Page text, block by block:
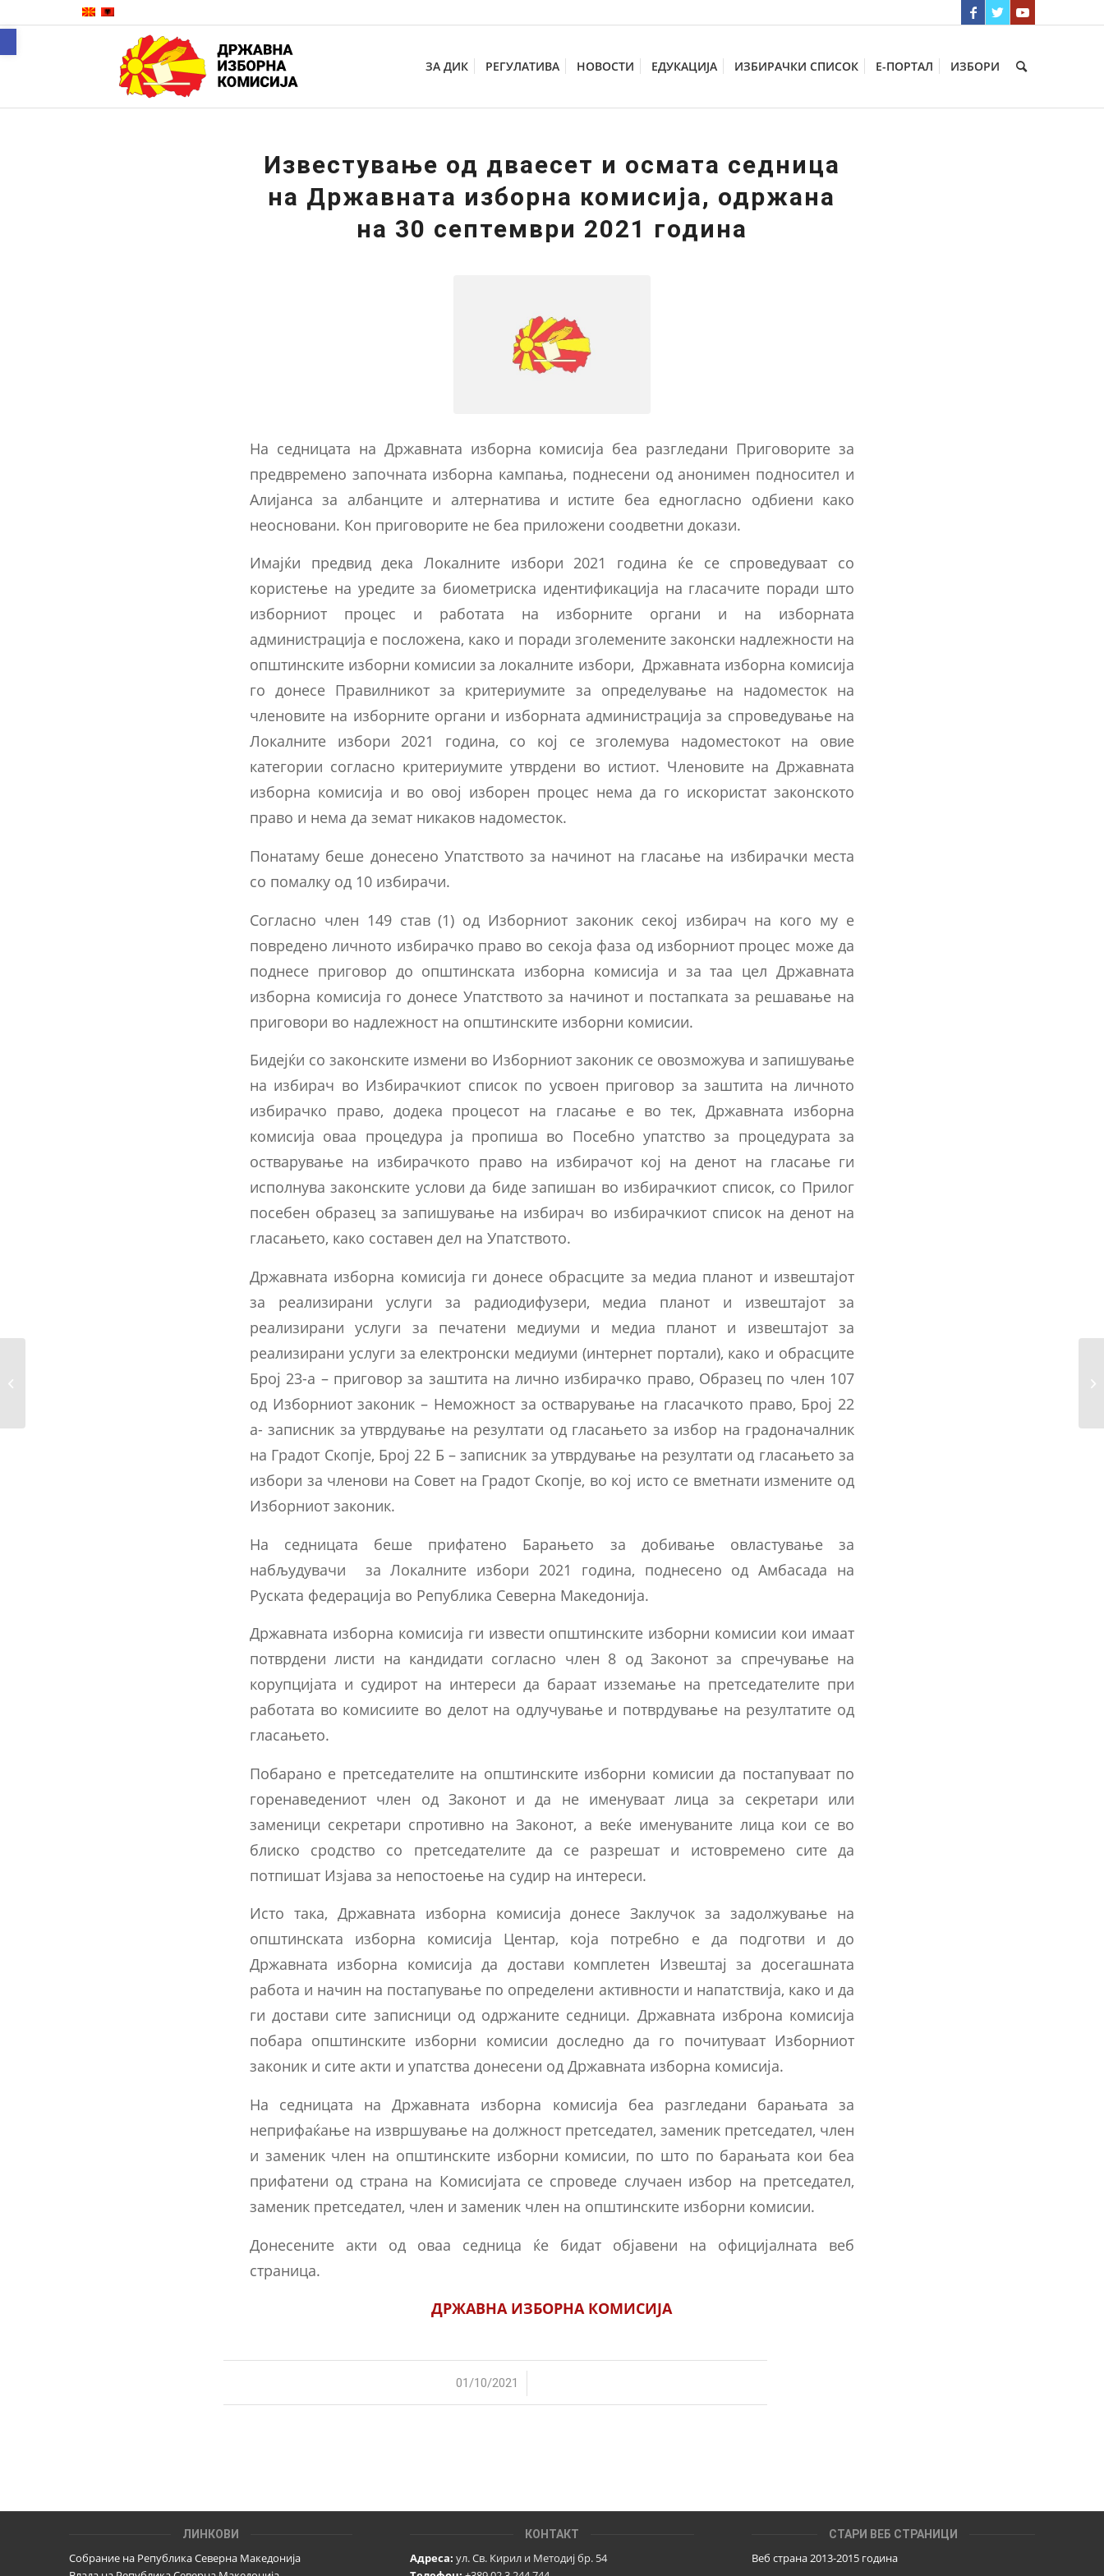
ЗА ДИК РЕГУЛАТИВА НОВОСТИ ЕДУКАЦИЈА ИЗБИРАЧКИ СПИСОК Е-ПОРТАЛ ИЗБОРИ
Известување од двaесет и осмата седница
на Државната изборна комисија, одржана
на 30 септември 2021 година
На седницата на Државната изборна комисија беа разгледани Приговорите за
предвремено започната изборна кампања, поднесени од анонимен подносител и
Алијанса за албанците и алтернатива и истите беа едногласно одбиени како
неосновани. Кон приговорите не беа приложени соодветни докази.
Имајќи предвид дека Локалните избори 2021 година ќе се спроведуваат со
користење на уредите за биометриска идентификација на гласачите поради што
изборниот процес и работата на изборните органи и на изборната
администрација е посложена, како и поради зголемените законски надлежности на
општинските изборни комисии за локалните избори, Државната изборна комисија
го донесе Правилникот за критериумите за определување на надоместок на
членовите на изборните органи и изборната администрација за спроведување на
Локалните избори 2021 година, со кој се зголемува надоместокот на овие
категории согласно критериумите утврдени во истиот. Членовите на Државната
изборна комисија и во овој изборен процес нема да го искористат законското
право и нема да земат никаков надоместок.
Понатаму беше донесено Упатството за начинот на гласање на избирачки места
со помалку од 10 избирачи.
Согласно член 149 став (1) од Изборниот законик секој избирач на кого му е
повредено личното избирачко право во секоја фаза од изборниот процес може да
поднесе приговор до општинската изборна комисија и за таа цел Државната
изборна комисија го донесе Упатството за начинот и постапката за решавање на
приговори во надлежност на општинските изборни комисии.
Бидејќи со законските измени во Изборниот законик се овозможува и запишување
на избирач во Избирачкиот список по усвоен приговор за заштита на личното
избирачко право, додека процесот на гласање е во тек, Државната изборна
комисија оваа процедура ја пропиша во Посебно упатство за процедурата за
остварување на избирачкото право на избирачот кој на денот на гласање ги
исполнува законските услови да биде запишан во избирачкиот список, со Прилог
посебен образец за запишување на избирач во избирачкиот список на денот на
гласањето, како составен дел на Упатството.
Државната изборна комисија ги донесе обрасците за медиа планот и извештајот
за реализирани услуги за радиодифузери, медиа планот и извештајот за
реализирани услуги за печатени медиуми и медиа планот и извештајот за
реализирани услуги за електронски медиуми (интернет портали), како и обрасците
Број 23-а – приговор за заштита на лично избирачко право, Образец по член 107
од Изборниот законик – Неможност за остварување на гласачкото право, Број 22
а- записник за утврдување на резултати од гласањето за избор на градоначалник
на Градот Скопје, Број 22 Б – записник за утврдување на резултати од гласањето за
избори за членови на Совет на Градот Скопје, во кој исто се вметнати измените од
Изборниот законик.
На седницата беше прифатено Барањето за добивање овластување за
набљудувачи за Локалните избори 2021 година, поднесено од Амбасада на
Руската федерација во Република Северна Македонија.
Државната изборна комисија ги извести општинските изборни комисии кои имаат
потврдени листи на кандидати согласно член 8 од Законот за спречување на
корупцијата и судирот на интереси да бараат изземање на претседателите при
работата во комисиите во делот на одлучување и потврдување на резултатите од
гласањето.
Побарано е претседателите на општинските изборни комисии да постапуваат по
горенаведениот член од Законот и да не именуваат лица за секретари или
заменици секретари спротивно на Законот, а веќе именуваните лица кои се во
блиско сродство со претседателите да се разрешат и истовремено сите да
потпишат Изјава за непостоење на судир на интереси.
Исто така, Државната изборна комисија донесе Заклучок за задолжување на
општинската изборна комисија Центар, која потребно е да подготви и до
Државната изборна комисија да достави комплетен Извештај за досегашната
работа и начин на постапување по определени активности и напатствија, како и да
ги достави сите записници од одржаните седници. Државната изброна комисија
побара општинските изборни комисии доследно да го почитуваат Изборниот
законик и сите акти и упатства донесени од Државната изборна комисија.
На седницата на Државната изборна комисија беа разгледани барањата за
неприфаќање на извршување на должност претседател, заменик претседател, член
и заменик член на општинските изборни комисии, по што по барањата кои беа
прифатени од страна на Комисијата се спроведе случаен избор на претседател,
заменик претседател, член и заменик член на општинските изборни комисии.
Донесените акти од оваа седница ќе бидат објавени на официјалната веб
страница.
ДРЖАВНА ИЗБОРНА КОМИСИЈА
01/10/2021
/
ЛИНКОВИ
Собрание на Република Северна Македонија
КОНТАКТ
Адреса: ул. Св. Кирил и Методиј бр. 54
СТАРИ ВЕБ СТРАНИЦИ
Веб страна 2013-2015 година
Open toolbar